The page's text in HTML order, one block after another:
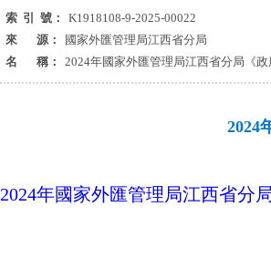
索 引 號：
K1918108-9-2025-00022
來 源：
國家外匯管理局江西省分局
名 稱：
2024年國家外匯管理局江西省分局《
2024
2024年國家外匯管理局江西省分